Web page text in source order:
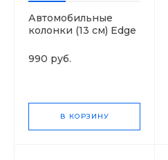
Автомобильные
колонки (13 см) Edge
990 руб.
В КОРЗИНУ